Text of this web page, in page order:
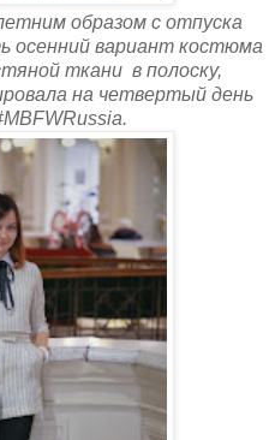
образом с отпуска
осенний вариант костюма
ткани в полоску,
на четвертый день